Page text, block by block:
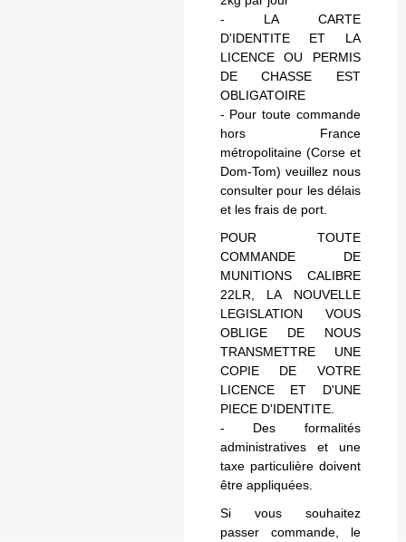
- LA CARTE
D'IDENTITE ET LA
LICENCE OU PERMIS
DE CHASSE EST
OBLIGATOIRE
- Pour toute commande
hors France
métropolitaine (Corse et
Dom-Tom) veuillez nous
consulter pour les délais
et les frais de port.
POUR TOUTE
COMMANDE DE
MUNITIONS CALIBRE
22LR, LA NOUVELLE
LEGISLATION VOUS
OBLIGE DE NOUS
TRANSMETTRE UNE
COPIE DE VOTRE
LICENCE ET D'UNE
PIECE D'IDENTITE.
- Des formalités
administratives et une
taxe particulière doivent
être appliquées.
Si vous souhaitez
passer commande, le